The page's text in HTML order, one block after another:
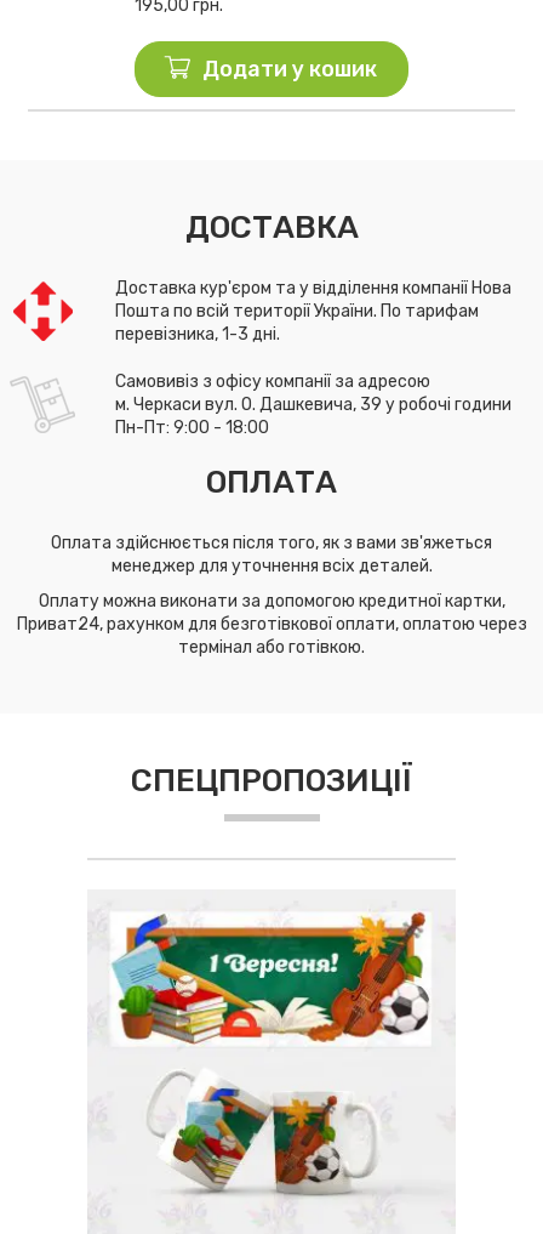
195,00 грн.
Додати у кошик
ДОСТАВКА
Доставка кур'єром та у відділення компанії Нова
Пошта по всій території України. По тарифам
перевізника, 1-3 дні.
Самовивіз з офісу компанії за адресою
м. Черкаси вул. О. Дашкевича, 39 у робочі години
Пн-Пт: 9:00 - 18:00
ОПЛАТА
Оплата здійснюється після того, як з вами зв'яжеться
менеджер для уточнення всіх деталей.
Оплату можна виконати за допомогою кредитної картки,
Приват24, рахунком для безготівкової оплати, оплатою через
термінал або готівкою.
СПЕЦПРОПОЗИЦІЇ